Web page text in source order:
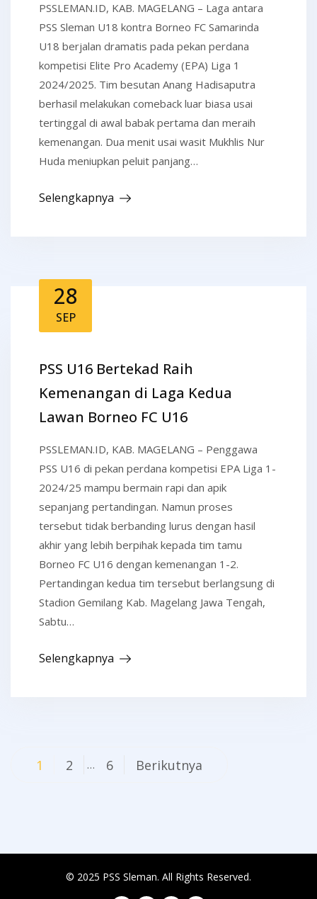
PSSLEMAN.ID, KAB. MAGELANG – Laga antara
PSS Sleman U18 kontra Borneo FC Samarinda
U18 berjalan dramatis pada pekan perdana
kompetisi Elite Pro Academy (EPA) Liga 1
2024/2025. Tim besutan Anang Hadisaputra
berhasil melakukan comeback luar biasa usai
tertinggal di awal babak pertama dan meraih
kemenangan. Dua menit usai wasit Mukhlis Nur
Huda meniupkan peluit panjang…
Selengkapnya
28
SEP
PSS U16 Bertekad Raih
Kemenangan di Laga Kedua
Lawan Borneo FC U16
PSSLEMAN.ID, KAB. MAGELANG – Penggawa
PSS U16 di pekan perdana kompetisi EPA Liga 1-
2024/25 mampu bermain rapi dan apik
sepanjang pertandingan. Namun proses
tersebut tidak berbanding lurus dengan hasil
akhir yang lebih berpihak kepada tim tamu
Borneo FC U16 dengan kemenangan 1-2.
Pertandingan kedua tim tersebut berlangsung di
Stadion Gemilang Kab. Magelang Jawa Tengah,
Sabtu…
Selengkapnya
Navigasi
1 2 … 6 Berikutnya
© 2025 PSS Sleman. All Rights Reserved.